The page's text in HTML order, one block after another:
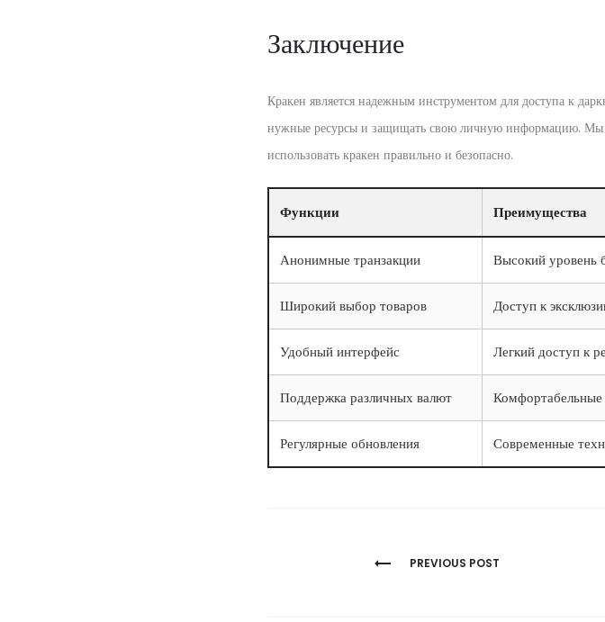
Заключение
Кракен является надежным инструментом для доступа к
нужные ресурсы и защищать свою личную информацию. Мы
использовать кракен правильно и безопасно.
Функции Преимущества
Анонимные транзакции Высокий уровень
Широкий выбор товаров Доступ к
Удобный интерфейс Легкий доступ к
Поддержка различных валют
Регулярные обновления Современные
Berichtnavigatie
PREVIOUS POST